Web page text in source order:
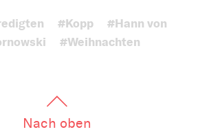
#Kopp
#Hann von
#Weihnachten
Nach oben